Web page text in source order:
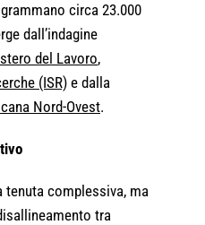
circa 23.000
dall’indagine
del Lavoro,
(ISR) e dalla
Nord-Ovest.
complessiva, ma
tra